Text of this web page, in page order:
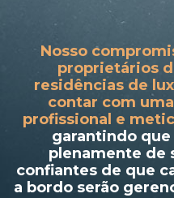
Nosso
proprietários
residências de
contar com
profissional e
garantindo
plenamente de
confiantes de que
a bordo serão